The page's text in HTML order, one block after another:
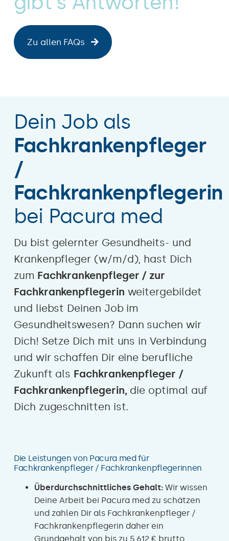
Zu allen FAQs
Dein Job als
Fachkrankenpfleger
/
Fachkrankenpflegerin
bei Pacura med
Du bist gelernter Gesundheits- und
Krankenpfleger (w/m/d), hast Dich
zum Fachkrankenpfleger / zur
Fachkrankenpflegerin weitergebildet
und liebst Deinen Job im
Gesundheitswesen? Dann suchen wir
Dich! Setze Dich mit uns in Verbindung
und wir schaffen Dir eine berufliche
Zukunft als Fachkrankenpfleger /
Fachkrankenpflegerin, die optimal auf
Dich zugeschnitten ist.
Die Leistungen von Pacura med für
Fachkrankenpfleger / Fachkrankenpflegerinnen
Überdurchschnittliches Gehalt: Wir wissen
Deine Arbeit bei Pacura med zu schätzen
und zahlen Dir als Fachkrankenpfleger /
Fachkrankenpflegerin daher ein
Grundgehalt von bis zu 5.612 € brutto.